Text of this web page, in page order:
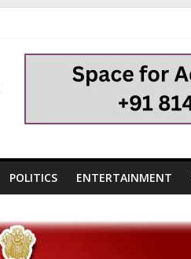
POLITICS ENTERTAINMENT